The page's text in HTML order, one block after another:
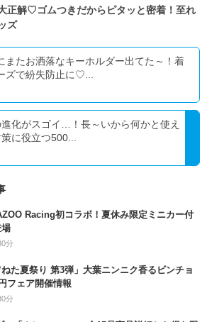
正解♡ゴムつきだからピタッと密着！至れ
ズ
またお洒落なキーホルダー出てた～！着
ズで紛失防止に♡...
化がスゴイ…！長～いから何かと使え
に役立つ500...
Racing初コラボ！夏休み限定ミニカー付
分
た夏祭り 第3弾」大葉ニンニク香るビンチョ
フェア開催情報
分